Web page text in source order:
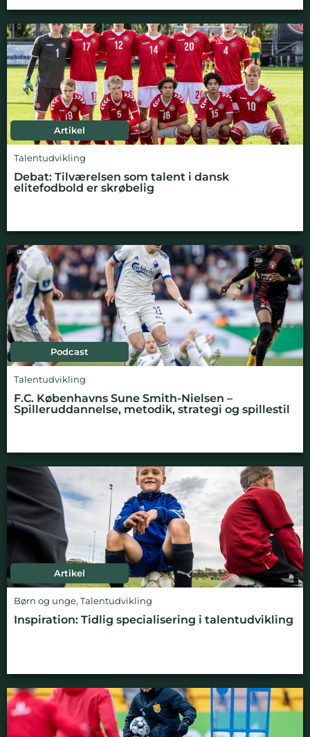
Artikel
Talentudvikling
Debat: Tilværelsen som talent i dansk
elitefodbold er skrøbelig
Podcast
Talentudvikling
F.C. Københavns Sune Smith-Nielsen –
Spilleruddannelse, metodik, strategi og spillestil
Artikel
Børn og unge, Talentudvikling
Inspiration: Tidlig specialisering i talentudvikling